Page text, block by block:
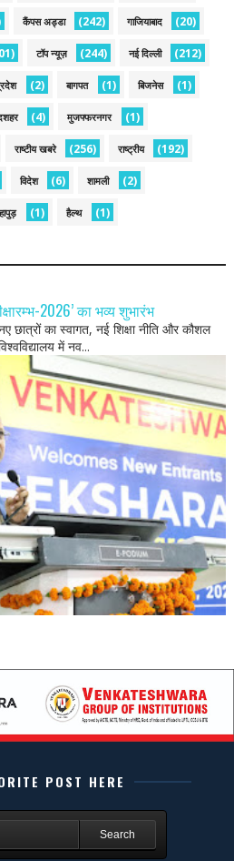
कैंपस अड्डा (242) गाजियाबाद (20)
टॉप न्यूज़ (244) नई द‍िल्ली (212)
(2) बागपत (1) बिजनेस (1)
(4) मुजफ्फरनगर (1)
राष्टीय खबरे (256) राष्ट्रीय (192)
विदेश (6) शामली (2)
(1) हैल्थ (1)
2026’ का भव्य शुभारंभ
छात्रों का स्वागत, नई शिक्षा नीति और कौशल
में नव...
POST HERE
Search